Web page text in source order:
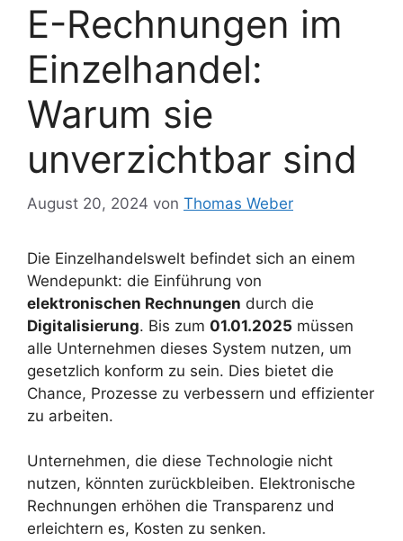
E-Rechnungen im
Einzelhandel:
Warum sie
unverzichtbar sind
August 20, 2024 von Thomas Weber
Die Einzelhandelswelt befindet sich an einem
Wendepunkt: die Einführung von
elektronischen Rechnungen durch die
Digitalisierung. Bis zum 01.01.2025 müssen
alle Unternehmen dieses System nutzen, um
gesetzlich konform zu sein. Dies bietet die
Chance, Prozesse zu verbessern und effizienter
zu arbeiten.
Unternehmen, die diese Technologie nicht
nutzen, könnten zurückbleiben. Elektronische
Rechnungen erhöhen die Transparenz und
erleichtern es, Kosten zu senken.